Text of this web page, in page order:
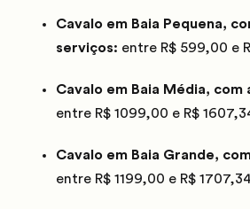
Cavalo em Baia Pequena,
serviços: entre R$ 599,00 e
Cavalo em Baia Média, com
entre R$ 1099,00 e R$
Cavalo em Baia Grande,
entre R$ 1199,00 e R$